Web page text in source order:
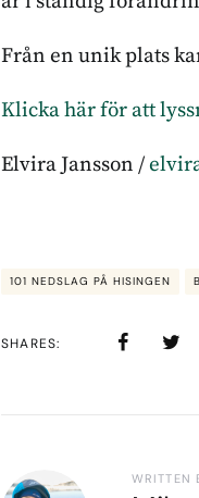
Från en unik plats
Klicka här för att
Elvira Jansson /
101 NEDSLAG PÅ HISINGEN
SHARES
WRITTEN